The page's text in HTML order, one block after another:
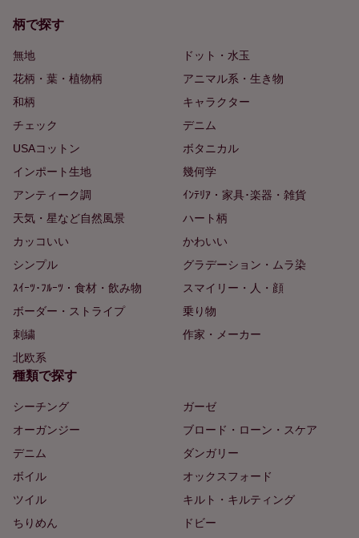
柄で探す
無地
ドット・水玉
花柄・葉・植物柄
アニマル系・生き物
和柄
キャラクター
チェック
デニム
USAコットン
ボタニカル
インポート生地
幾何学
アンティーク調
ｲﾝﾃﾘｱ・家具･楽器・雑貨
天気・星など自然風景
ハート柄
カッコいい
かわいい
シンプル
グラデーション・ムラ染
ｽｲｰﾂ･ﾌﾙｰﾂ・食材・飲み物
スマイリー・人・顔
ボーダー・ストライプ
乗り物
刺繍
作家・メーカー
北欧系
種類で探す
シーチング
ガーゼ
オーガンジー
ブロード・ローン・スケア
デニム
ダンガリー
ボイル
オックスフォード
ツイル
キルト・キルティング
ちりめん
ドビー